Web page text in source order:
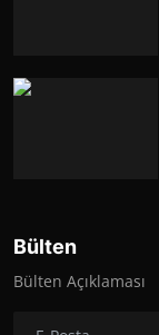
Bülten
Bülten Açıklaması